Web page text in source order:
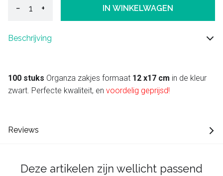
− + IN WINKELWAGEN
Beschrijving
100 stuks Organza zakjes formaat 12 x17 cm in de kleur
zwart. Perfecte kwaliteit, en voordelig geprijsd!
Reviews
Deze artikelen zijn wellicht passend